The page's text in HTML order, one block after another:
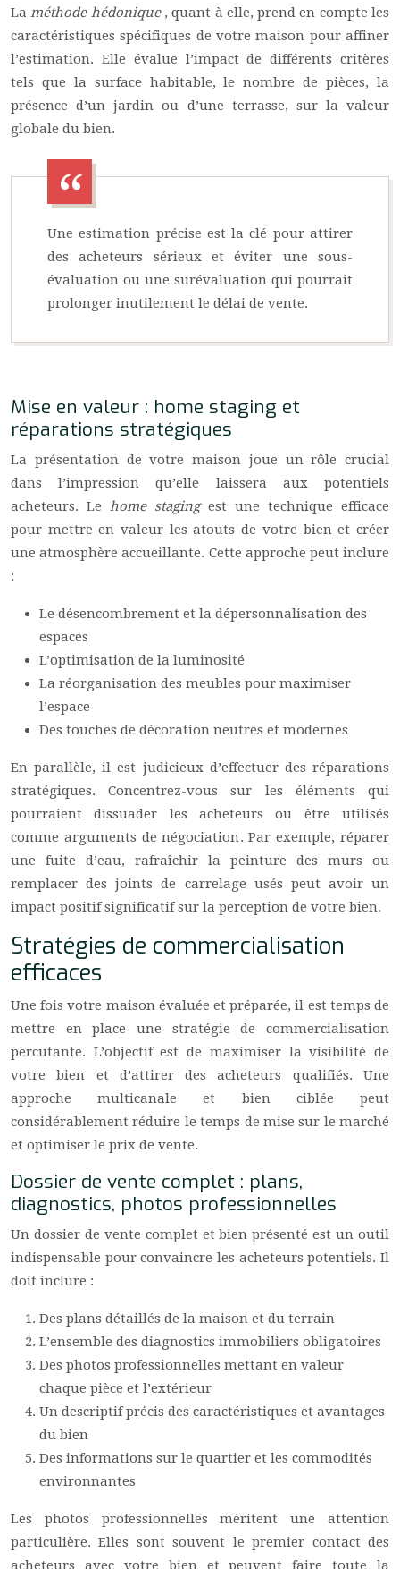
Laméthode hédonique , quant à elle, prend en compte les
caractéristiques spécifiques de votre maison pour affiner
l’estimation. Elle évalue l’impact de différents critères
tels que la surface habitable, le nombre de pièces, la
présence d’un jardin ou d’une terrasse, sur la valeur
globale du bien.
Une estimation précise est la clé pour attirer
des acheteurs sérieux et éviter une sous-
évaluation ou une surévaluation qui pourrait
prolonger inutilement le délai de vente.
Mise en valeur : home staging et
réparations stratégiques
La présentation de votre maison joue un rôle crucial
dans l’impression qu’elle laissera aux potentiels
acheteurs. Le home staging est une technique efficace
pour mettre en valeur les atouts de votre bien et créer
une atmosphère accueillante. Cette approche peut inclure
:
Le désencombrement et la dépersonnalisation des
espaces
L’optimisation de la luminosité
La réorganisation des meubles pour maximiser
l’espace
Des touches de décoration neutres et modernes
En parallèle, il est judicieux d’effectuer des réparations
stratégiques. Concentrez-vous sur les éléments qui
pourraient dissuader les acheteurs ou être utilisés
comme arguments de négociation. Par exemple, réparer
une fuite d’eau, rafraîchir la peinture des murs ou
remplacer des joints de carrelage usés peut avoir un
impact positif significatif sur la perception de votre bien.
Stratégies de commercialisation
efficaces
Une fois votre maison évaluée et préparée, il est temps de
mettre en place une stratégie de commercialisation
percutante. L’objectif est de maximiser la visibilité de
votre bien et d’attirer des acheteurs qualifiés. Une
approche multicanale et bien ciblée peut
considérablement réduire le temps de mise sur le marché
et optimiser le prix de vente.
Dossier de vente complet : plans,
diagnostics, photos professionnelles
Un dossier de vente complet et bien présenté est un outil
indispensable pour convaincre les acheteurs potentiels. Il
doit inclure :
Des plans détaillés de la maison et du terrain
L’ensemble des diagnostics immobiliers obligatoires
Des photos professionnelles mettant en valeur
chaque pièce et l’extérieur
Un descriptif précis des caractéristiques et avantages
du bien
Des informations sur le quartier et les commodités
environnantes
Les photos professionnelles méritent une attention
particulière. Elles sont souvent le premier contact des
acheteurs avec votre bien et peuvent faire toute la